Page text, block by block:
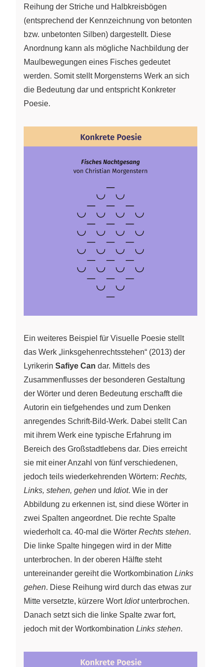
Reihung der Striche und Halbkreisbögen
(entsprechend der Kennzeichnung von betonten
bzw. unbetonten Silben) dargestellt. Diese
Anordnung kann als mögliche Nachbildung der
Maulbewegungen eines Fisches gedeutet
werden. Somit stellt Morgensterns Werk an sich
die Bedeutung dar und entspricht Konkreter
Poesie.
Ein weiteres Beispiel für Visuelle Poesie stellt
das Werk „linksgehenrechtsstehen“ (2013) der
Lyrikerin Safiye Can dar. Mittels des
Zusammenflusses der besonderen Gestaltung
der Wörter und deren Bedeutung erschafft die
Autorin ein tiefgehendes und zum Denken
anregendes Schrift-Bild-Werk. Dabei stellt Can
mit ihrem Werk eine typische Erfahrung im
Bereich des Großstadtlebens dar. Dies erreicht
sie mit einer Anzahl von fünf verschiedenen,
jedoch teils wiederkehrenden Wörtern: Rechts,
Links, stehen, gehen und Idiot. Wie in der
Abbildung zu erkennen ist, sind diese Wörter in
zwei Spalten angeordnet. Die rechte Spalte
wiederholt ca. 40-mal die Wörter Rechts stehen.
Die linke Spalte hingegen wird in der Mitte
unterbrochen. In der oberen Hälfte steht
untereinander gereiht die Wortkombination Links
gehen. Diese Reihung wird durch das etwas zur
Mitte versetzte, kürzere Wort Idiotunterbrochen.
Danach setzt sich die linke Spalte zwar fort,
jedoch mit der Wortkombination Links stehen.